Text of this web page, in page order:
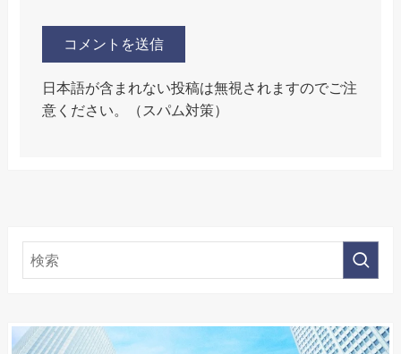
日本語が含まれない投稿は無視されますのでご注
意ください。（スパム対策）